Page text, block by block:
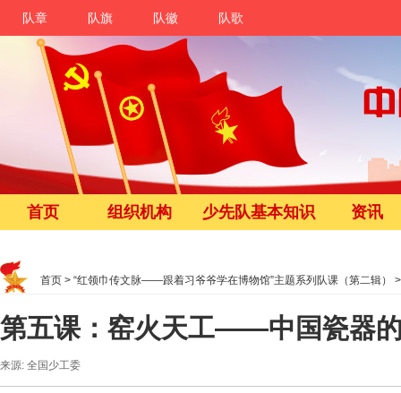
队章 队旗 队徽 队歌
首页 组织机构 少先队基本知识 资讯
首页 > “红领巾传文脉——跟着习爷爷学在博物馆”主题系列队课（第二辑）
第五课：窑火天工——中国瓷器
来源: 全国少工委